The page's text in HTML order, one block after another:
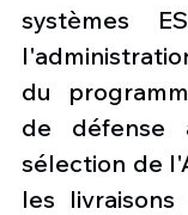
systèmes
du
de défense
sélection de
les